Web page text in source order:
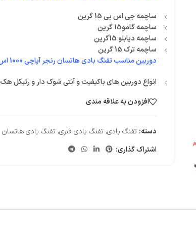
ساچمه جی اس بی 15 گرین
ساچمه گامو15 گرین
ساچمه دیابلو 15گرین
ساچمه ترک 15 گرین
دوربین مناسب تفنگ بادی هاتسان رنجر آپاچی 1000 اس :
انواع دوربین های باکیفیت و آنتی شوک دار و رتیکل هک
افزودن به علاقه مندی
دسته: تفنگ بادی, تفنگ بادی فنری, تفنگ بادی هاتسان
اشتراک گذاری: